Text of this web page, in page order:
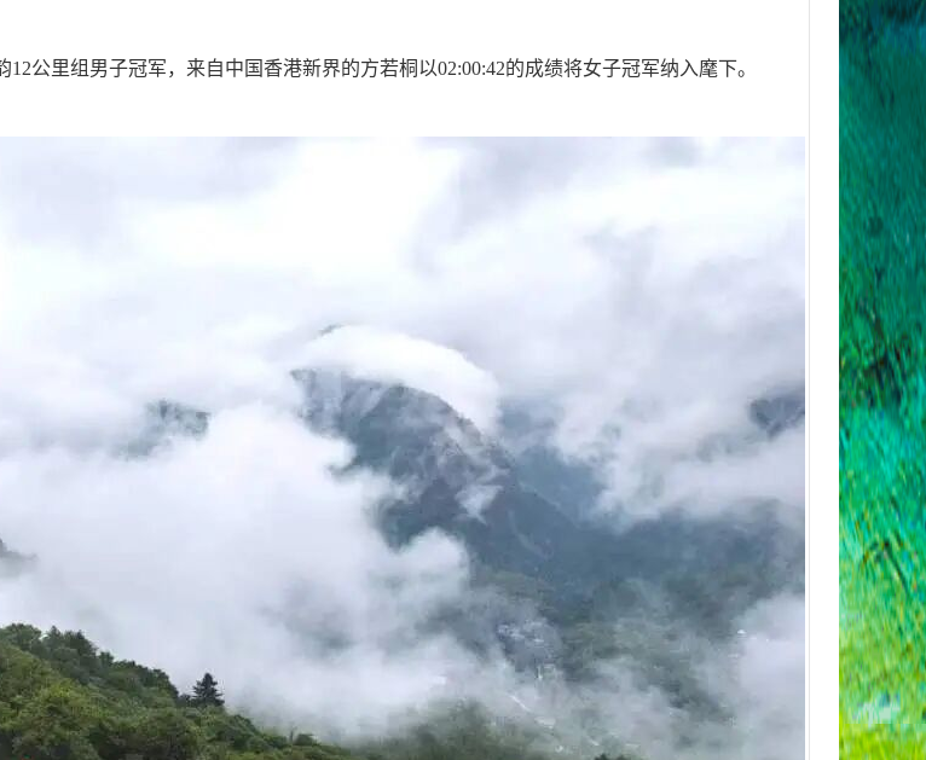
公里组男子冠军，来自中国香港新界的方若桐以02:00:42的成绩将女子冠军纳入麾下。